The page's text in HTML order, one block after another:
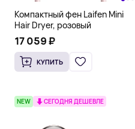
Компактный фен Laifen Mini
Hair Dryer, розовый
17 059 ₽
КУПИТЬ
NEW СЕГОДНЯ ДЕШЕВЛЕ